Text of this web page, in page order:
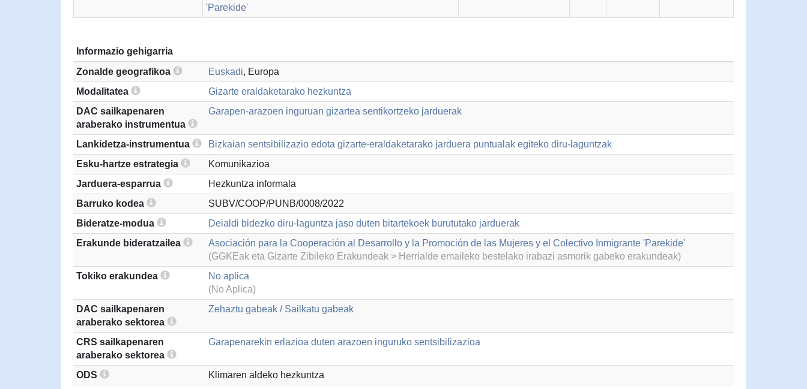
'Parekide'
Informazio gehigarria
Zonalde geografikoa
Euskadi, Europa
Modalitatea
Gizarte eraldaketarako hezkuntza
DAC sailkapenaren
araberako instrumentua
Garapen-arazoen inguruan gizartea sentikortzeko jarduerak
Lankidetza-instrumentua
Bizkaian sentsibilizazio edota gizarte-eraldaketarako jarduera puntualak egiteko diru-laguntzak
Esku-hartze estrategia
Komunikazioa
Jarduera-esparrua
Hezkuntza informala
Barruko kodea
SUBV/COOP/PUNB/0008/2022
Bideratze-modua
Deialdi bidezko diru-laguntza jaso duten bitartekoek burututako jarduerak
Erakunde bideratzailea
Asociación para la Cooperación al Desarrollo y la Promoción de las Mujeres y el Colectivo Inmigrante 'Parekide'
(GGKEak eta Gizarte Zibileko Erakundeak > Herrialde emaileko bestelako irabazi asmorik gabeko erakundeak)
Tokiko erakundea
No aplica
(No Aplica)
DAC sailkapenaren
araberako sektorea
Zehaztu gabeak / Sailkatu gabeak
CRS sailkapenaren
araberako sektorea
Garapenarekin erlazioa duten arazoen inguruko sentsibilizazioa
ODS Klimaren aldeko hezkuntza